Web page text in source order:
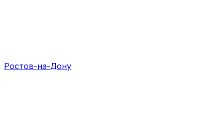
Ростов-на-Дону